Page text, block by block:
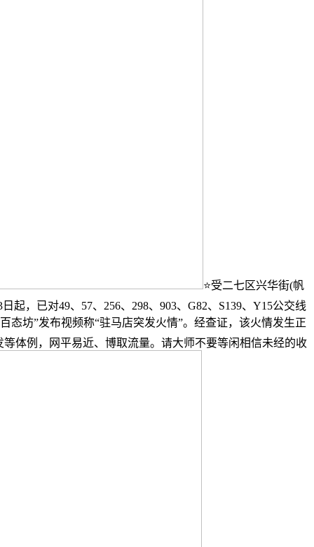
⭐受二七区兴华街(帆
，已对49、57、256、298、903、G82、S139、Y15公交线
态坊”发布视频称“驻马店突发火情”。经查证，该火情发生正
体例，网平易近、博取流量。请大师不要等闲相信未经的收